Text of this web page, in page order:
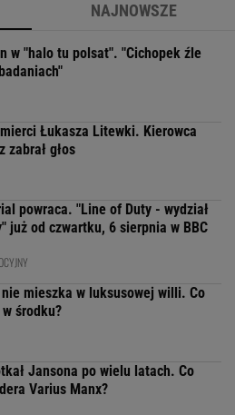
NAJNOWSZE
w "halo tu polsat". "Cichopek źle
Łukasza Litewki. Kierowca
zabrał głos
powraca. "Line of Duty - wydział
już od czwartku, 6 sierpnia w BBC
mieszka w luksusowej willi. Co
środku?
Jansona po wielu latach. Co
Varius Manx?